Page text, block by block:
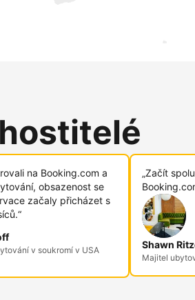
na Booking.com a
obsazenost se
začaly přicházet s
v soukromí v USA
„Začít
Shawn
Majitel